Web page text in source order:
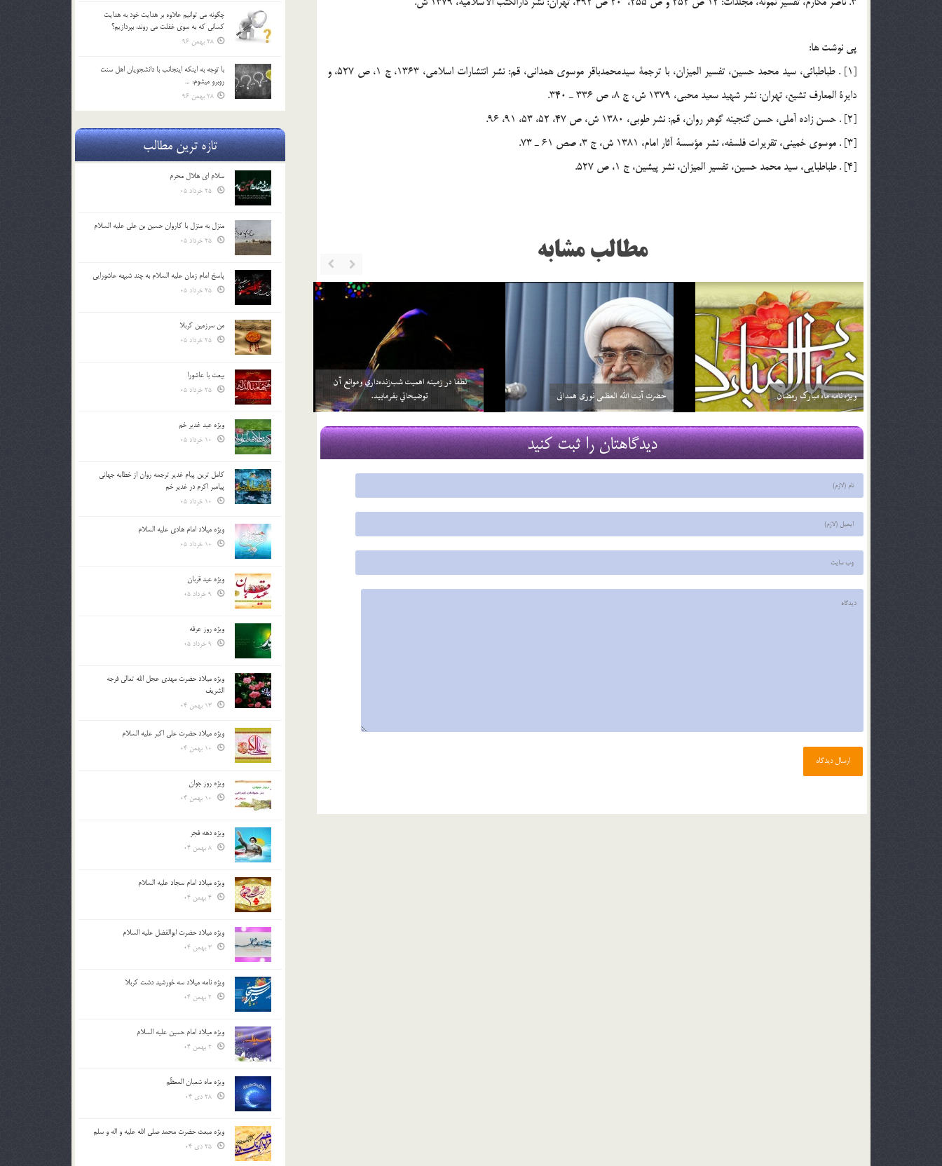
پي نوشت ها:
[1] . طباطبائي، سيد محمد حسين، تفسير الميزان، با ترجمة سيدمحمدباقر موسوي همداني، قم: نشر انتشارات اسلامي، 1363، ج 1، ص 527، و
دايرة المعارف تشيع، تهران: نشر شهيد سعيد محبي، 1379 ش، ج 8، ص 336 ـ 340.
[2] . حسن زاده آملي، حسن گنجينه گوهر روان، قم: نشر طوبي، 1380 ش، ص 47، 52، 53، 91، 96.
[3] . موسوي خميني، تقريرات فلسفه، نشر مؤسسة آثار امام، 1381 ش، ج 3، صص 61 ـ 73.
[4] . طباطبايي، سيد محمد حسين، تفسير الميزان، ‌نشر پيشين، ج 1، ص 527.
مطالب مشابه
اگر تأثير ترجمه قرآن براي من بيشتر باشد آيا مي توانم
فقط ترجمه آن را بخوانم؟ آيا اشكالي ندارد؟
2 اسفند 96
خداوند نمي‌خواهد بيش از واجبات خودش، چيزي را
بر خود واجب كني…
2 اسفند 96
سلامي كه بعد از اتمام نماز به 3 امام داده مي‌شود منشأ
آن چيست؟
2 اسفند 96
دیدگاهتان را ثبت کنید
چگونه مي توانيم علاوه بر هدايت خود به هدايت
كساني كه به سوي غفلت مي روند، بپردازيم؟
28 بهمن 96
با توجه به اينكه اينجانب با دانشجويان اهل سنت
روبرو مي‎شوم، …
28 بهمن 96
تازه ترین مطالب
سلام ای هلال محرم
منزل به منزل با کاروان حسین بن علی علیه السلام
پاسخ امام زمان علیه السلام به چند شبهه عاشورایی
من سرزمین کربلا
بیعت با عاشورا
ویژه عید غدیر خم
کامل ترین پیام غدیر ترجمه روان از خطابه جهانی
پیامبر اکرم در غدیر خم
ویژه میلاد امام هادی علیه السلام
ویژه عید قربان
ویژه روز عرفه
ویژه میلاد حضرت مهدی عجل الله تعالی فرجه
الشريف
ویژه میلاد حضرت علی اکبر علیه السلام
ویژه روز جوان
ویژه دهه فجر
ویژه میلاد امام سجاد علیه السلام
ویژه میلاد حضرت ابوالفضل علیه السلام
ویژه نامه میلاد سه خورشید دشت کربلا
ویژه میلاد امام حسین علیه السلام
ویژه ماه شعبان المعظّم
ویژه مبعث حضرت محمد صلی الله علیه و اله و سلم